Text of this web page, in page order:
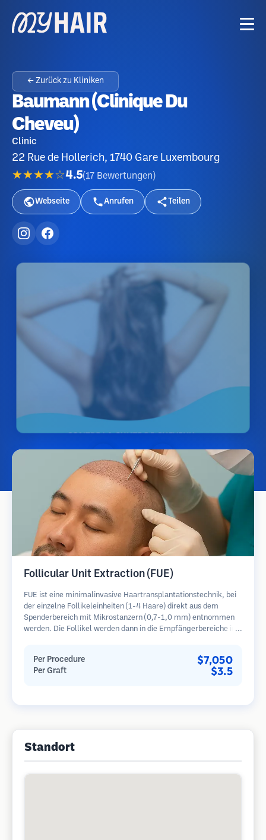
← Zurück zu Kliniken
Baumann (Clinique Du
Cheveu)
Clinic
22 Rue de Hollerich, 1740 Gare Luxembourg
★★★★☆4.5(17 Bewertungen )
Webseite Anrufen Teilen
Follicular Unit Extraction (FUE)
FUE ist eine minimalinvasive Haartransplantationstechnik, bei
der einzelne Follikeleinheiten (1-4 Haare) direkt aus dem
Spenderbereich mit Mikrostanzern (0,7-1,0 mm) entnommen
werden. Die Follikel werden dann in die Empfängerbereiche in
im Vergleich zu Streifenentnahmemethoden.
Per Procedure $7,050
Per Graft $3.5
Standort